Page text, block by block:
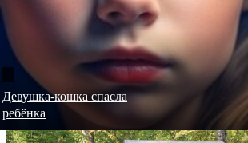
Девушка-кошка спасла
ребёнка